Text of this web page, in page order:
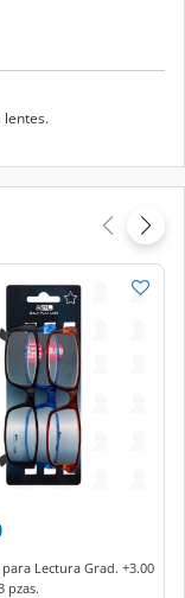
lentes.
para Lectura Grad. +3.00
pzas.